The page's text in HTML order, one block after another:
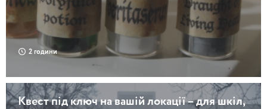
2 години
Квест під ключ на вашій локації – для шкіл,